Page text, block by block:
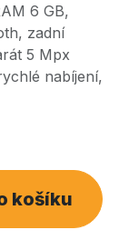
6 GB,
zadní
5 Mpx
nabíjení,
košíku